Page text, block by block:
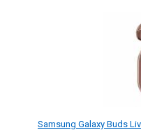
Samsung Galaxy Buds